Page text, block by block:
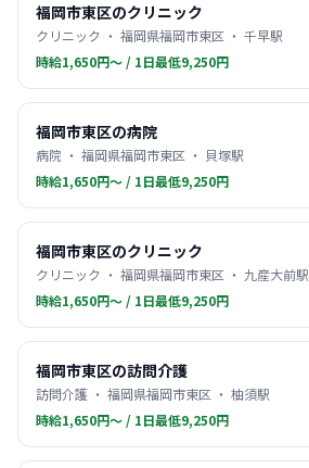
福岡市東区のクリニック
クリニック ・ 福岡県福岡市東区 ・ 千早駅
時給1,650円〜 / 1日最低9,250円
福岡市東区の病院
病院 ・ 福岡県福岡市東区 ・ 貝塚駅
時給1,650円〜 / 1日最低9,250円
福岡市東区のクリニック
クリニック ・ 福岡県福岡市東区 ・ 九産大前駅
時給1,650円〜 / 1日最低9,250円
福岡市東区の訪問介護
訪問介護 ・ 福岡県福岡市東区 ・ 柚須駅
時給1,650円〜 / 1日最低9,250円